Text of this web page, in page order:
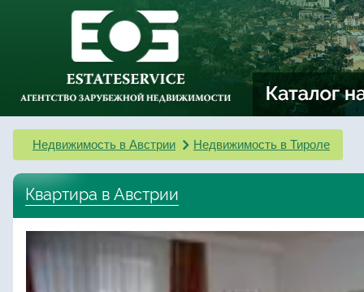
Недвижимость в Австрии Недвижимость в Тироле
Квартира в Австрии